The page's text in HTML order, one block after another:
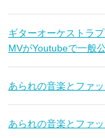
ギターオーケストラ
MVがYoutubeで一般
あられの音楽とファ
あられの音楽とファ